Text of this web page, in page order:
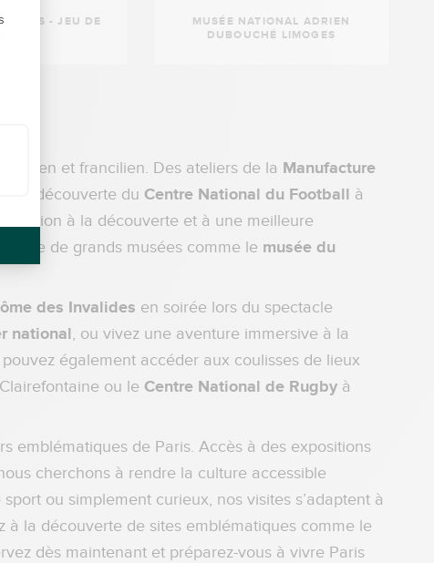
PARIS - JEU DE
MUSÉE NATIONAL ADRIEN
DUBOUCHÉ LIMOGES
et francilien. Des ateliers de la Manufacture
, la découverte du Centre National du Football à
à la découverte et à une meilleure
de grands musées comme le musée du
des Invalides en soirée lors du spectacle
national, ou vivez une aventure immersive à la
pouvez également accéder aux coulisses de lieux
ou le Centre National de Rugby à
emblématiques de Paris. Accès à des expositions
cherchons à rendre la culture accessible
ou simplement curieux, nos visites s’adaptent à
à la découverte de sites emblématiques comme le
dès maintenant et préparez-vous à vivre Paris